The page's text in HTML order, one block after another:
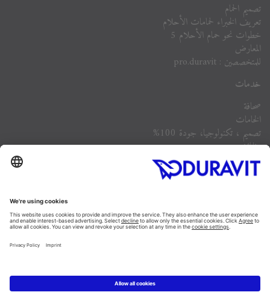
تصميم الحمام
تعريف الخبراء لحمامات الأحلام
خطوات نحو حمام الأحلام 5
المعارض
للمتخصصين : pro.duravit
خدمات
صحافة
الخامات
تصميم ، تكنولوجيا، جودة 100%
وظائف
الشركة
أسئلة مكررة
Facebook
Instagram